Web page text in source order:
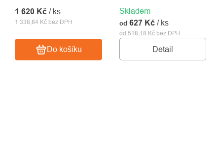
1 338,84 Kč bez DPH
1 620 Kč / ks
Do košíku
Skladem
od 518,18 Kč bez DPH
od 627 Kč / ks
Detail